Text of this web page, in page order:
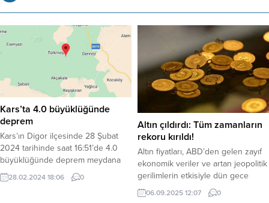
Kars’ta 4.0 büyüklüğünde
deprem
Kars’ın Digor ilçesinde 28 Şubat
2024 tarihinde saat 16:51’de 4.0
büyüklüğünde deprem meydana
geldi. AFAD’dan Bilgilendirme: Afet
ve Acil Durum Yönetimi Başkanlığı
28.02.2024 18:06 0
Altın çıldırdı: Tüm zamanların
rekoru kırıldı!
Altın fiyatları, ABD’den gelen zayıf
ekonomik veriler ve artan jeopolitik
gerilimlerin etkisiyle dün gece
uluslararası piyasalarda tüm
zamanların rekorunu kırdı. Ons altın
06.09.2025 12:07 0